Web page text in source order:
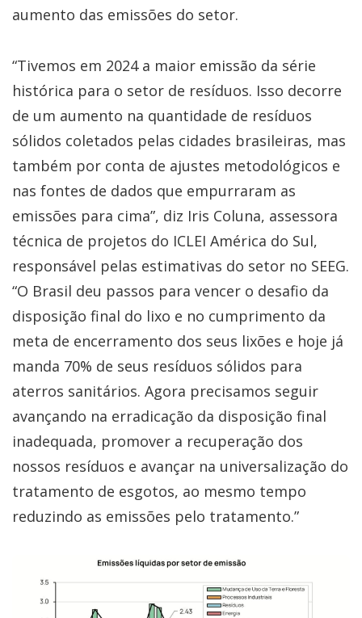
aumento das emissões do setor.
“Tivemos em 2024 a maior emissão da série
histórica para o setor de resíduos. Isso decorre
de um aumento na quantidade de resíduos
sólidos coletados pelas cidades brasileiras, mas
também por conta de ajustes metodológicos e
nas fontes de dados que empurraram as
emissões para cima”, diz Iris Coluna, assessora
técnica de projetos do ICLEI América do Sul,
responsável pelas estimativas do setor no SEEG.
“O Brasil deu passos para vencer o desafio da
disposição final do lixo e no cumprimento da
meta de encerramento dos seus lixões e hoje já
manda 70% de seus resíduos sólidos para
aterros sanitários. Agora precisamos seguir
avançando na erradicação da disposição final
inadequada, promover a recuperação dos
nossos resíduos e avançar na universalização do
tratamento de esgotos, ao mesmo tempo
reduzindo as emissões pelo tratamento.”